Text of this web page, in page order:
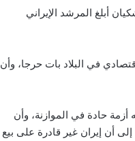
أبلغ المرشد الإيراني
في البلاد بات حرجا، وأن
حادة في الموازنة، وأن
أن إيران غير قادرة على بيع